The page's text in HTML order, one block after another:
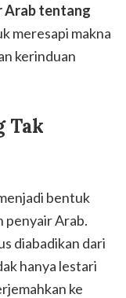
Arab tentang
meresapi makna
kerinduan
Tak
bentuk
penyair Arab.
diabadikan dari
hanya lestari
ke